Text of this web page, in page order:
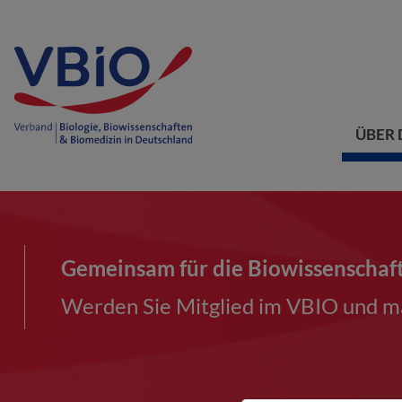
ÜBER
Gemeinsam für die
Werden Sie Mitglied im VBIO und